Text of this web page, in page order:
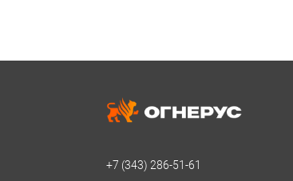
+7 (343) 286-51-61